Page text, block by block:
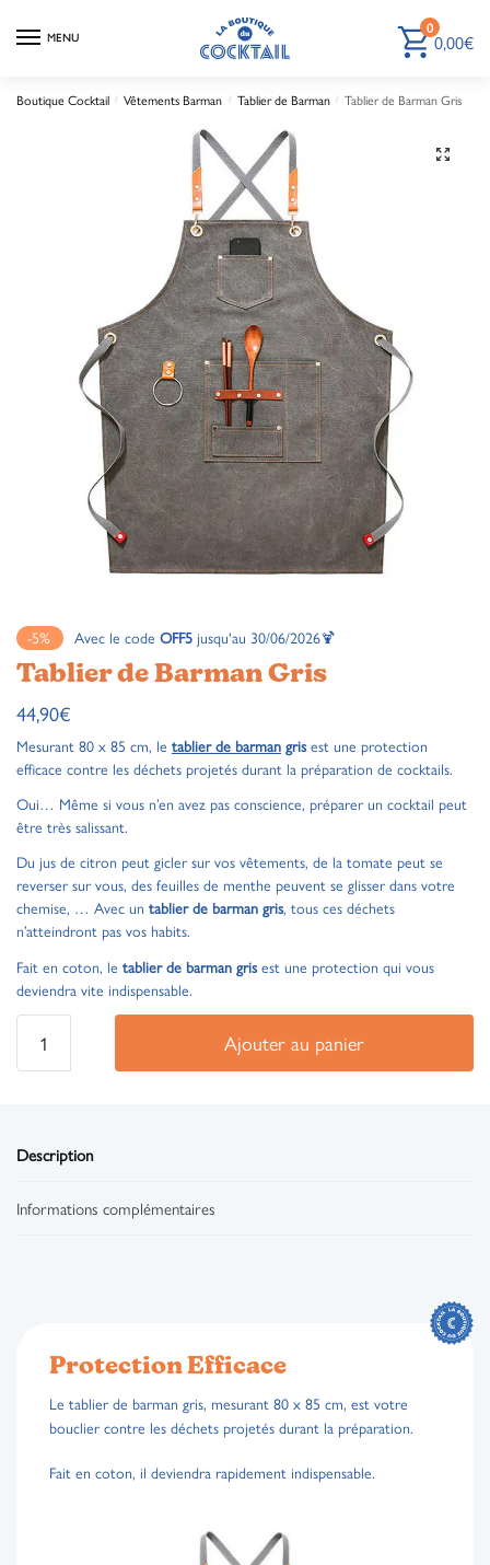
MENU 0
0,00€
Boutique Cocktail / Vêtements Barman / Tablier de Barman / Tablier de Barman Gris
🔍
-5% Avec le code OFF5 jusqu'au 30/06/2026🍹
Tablier de Barman Gris
44,90€
Mesurant 80 x 85 cm, le tablierde barman gris est une protection
efficace contre les déchets projetés durant la préparation de cocktails.
Oui… Même si vous n’en avez pas conscience, préparer un cocktail peut
être très salissant.
Du jus de citron peut gicler sur vos vêtements, de la tomate peut se
reverser sur vous, des feuilles de menthe peuvent se glisser dans votre
chemise, … Avec un tablier de barman gris, tous ces déchets
n’atteindront pas vos habits.
Fait en coton, le tablier de barman gris est une protection qui vous
deviendra vite indispensable.
Ajouter au panier
Description
Informations complémentaires
Protection Efficace
Le tablier de barman gris, mesurant 80 x 85 cm, est votre
bouclier contre les déchets projetés durant la préparation.
Fait en coton, il deviendra rapidement indispensable.